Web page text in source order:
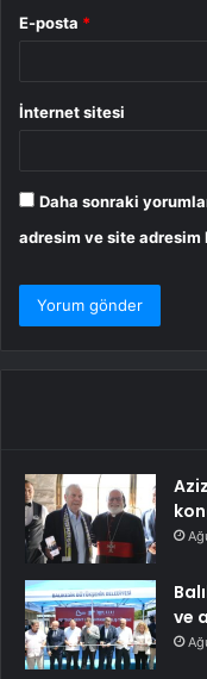
E-posta *
İnternet sitesi
Daha sonraki
adresim ve site adresim
ve